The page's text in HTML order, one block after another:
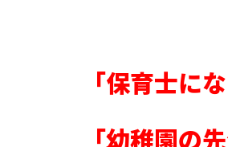
「保育士に
「幼稚園の